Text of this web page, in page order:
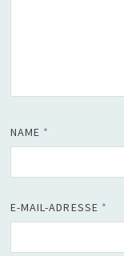
NAME *
E-MAIL-ADRESSE *